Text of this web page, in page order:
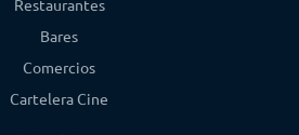
Restaurantes
Bares
Comercios
Cartelera Cine